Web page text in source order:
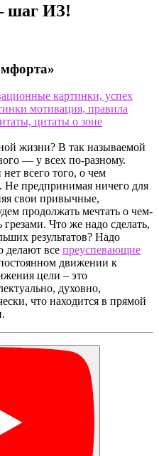
шаг ИЗ!
жизни? В так называемой
— у всех по-разному.
всего того, о чем
Не предпринимая ничего для
свои привычные,
продолжать мечтать о чем-
грезами. Что же надо сделать,
результатов? Надо
делают все преуспевающие
движении к
цели – это
духовно,
что находится в прямой